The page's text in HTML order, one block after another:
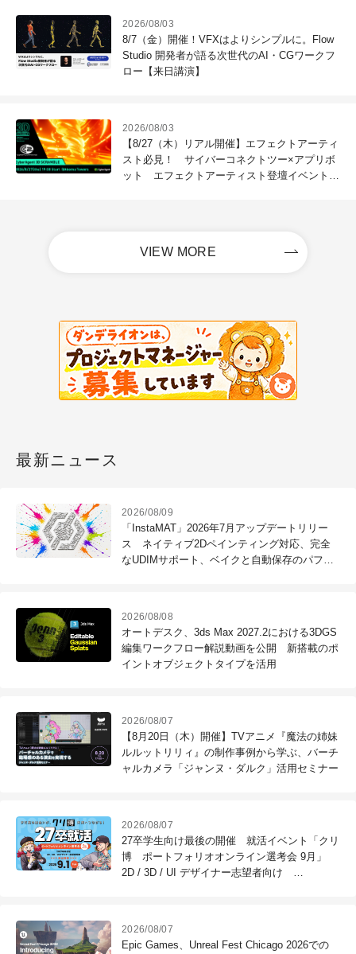
2026/08/03
8/7（金）開催！VFXはよりシンプルに。Flow
Studio 開発者が語る次世代のAI・CGワークフ
ロー【来日講演】
2026/08/03
【8/27（木）リアル開催】エフェクトアーティ
スト必見！ サイバーコネクトツー×アプリボ
ット エフェクトアーティスト登壇イベントを
VIEW MORE
最新ニュース
2026/08/09
「InstaMAT」2026年7月アップデートリリー
ス ネイティブ2Dペインティング対応、完全
なUDIMサポート、ベイクと自動保存のパフォ
2026/08/08
オートデスク、3ds Max 2027.2における3DGS
編集ワークフロー解説動画を公開 新搭載のポ
イントオブジェクトタイプを活用
2026/08/07
【8月20日（木）開催】TVアニメ『魔法の姉妹
ルルットリリィ』の制作事例から学ぶ、バーチ
ャルカメラ「ジャンヌ・ダルク」活用セミナー
2026/08/07
27卒学生向け最後の開催 就活イベント「クリ
博 ポートフォリオオンライン選考会 9月」
2D / 3D / UI デザイナー志望者向け
2026/08/07
Epic Games、Unreal Fest Chicago 2026での